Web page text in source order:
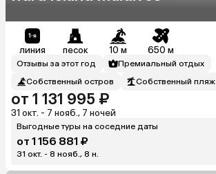
линия песок 10 м 650 м
Отзывы за этот год
Премиальный отдых
Собственный остров
Собственный пляж
от 1 131 995 ₽
31 окт. - 7 нояб., 7 ночей
Выгодные туры на соседние даты
от 1 156 881 ₽
31 окт. - 8 нояб., 8 н.